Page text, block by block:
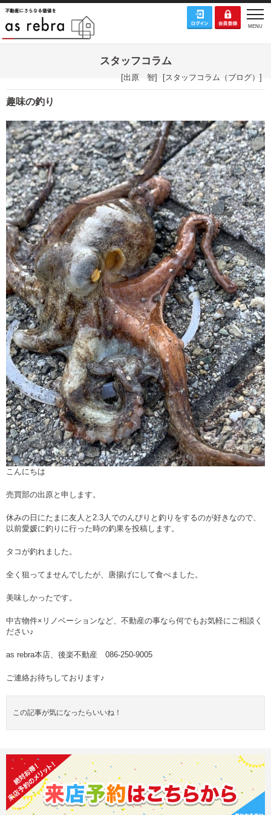
スタッフコラム
[出原 智] [スタッフコラム（ブログ） ]
趣味の釣り
こんにちは
売買部の出原と申します。
休みの日にたまに友人と2.3人でのんびりと釣りをするのが好きなので、
以前愛媛に釣りに行った時の釣果を投稿します。
タコが釣れました。
全く狙ってませんでしたが、唐揚げにして食べました。
美味しかったです。
中古物件×リノベーションなど、不動産の事なら何でもお気軽にご相談く
ださい♪
as rebra本店、後楽不動産 086-250-9005
ご連絡お待ちしております♪
この記事が気になったらいいね！